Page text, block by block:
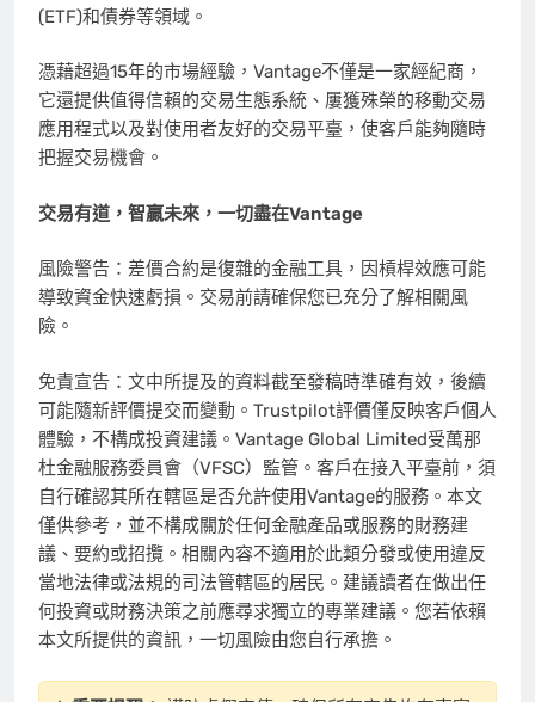
(ETF)和債券等領域。
憑藉超過15年的市場經驗，Vantage不僅是一家經紀商，
它還提供值得信賴的交易生態系統、屢獲殊榮的移動交易
應用程式以及對使用者友好的交易平臺，使客戶能夠隨時
把握交易機會。
交易有道，智贏未來，一切盡在Vantage
風險警告：差價合約是復雜的金融工具，因槓桿效應可能
導致資金快速虧損。交易前請確保您已充分了解相關風
險。
免責宣告：文中所提及的資料截至發稿時準確有效，後續
可能隨新評價提交而變動。Trustpilot評價僅反映客戶個人
體驗，不構成投資建議。Vantage Global Limited受萬那
杜金融服務委員會（VFSC）監管。客戶在接入平臺前，須
自行確認其所在轄區是否允許使用Vantage的服務。本文
僅供參考，並不構成關於任何金融產品或服務的財務建
議、要約或招攬。相關內容不適用於此類分發或使用違反
當地法律或法規的司法管轄區的居民。建議讀者在做出任
何投資或財務決策之前應尋求獨立的專業建議。您若依賴
本文所提供的資訊，一切風險由您自行承擔。